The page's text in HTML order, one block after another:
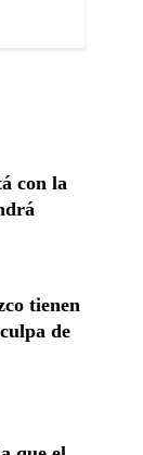
con la
tienen
de